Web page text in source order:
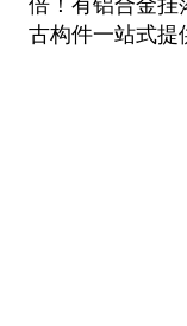
古构件一站式提